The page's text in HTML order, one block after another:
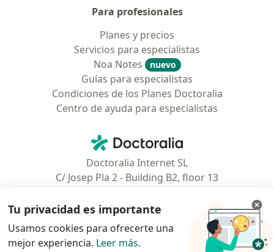
Para profesionales
Planes y precios
Servicios para especialistas
Noa Notes
nuevo
Guías para especialistas
Condiciones de los Planes Doctoralia
Centro de ayuda para especialistas
Doctoralia - Página de inicio
Doctoralia Internet SL
C/ Josep Pla 2 - Building B2, floor 13
Facebook
se abre en una nueva
Tu privacidad es importante
Usamos cookies para ofrecerte una
mejor experiencia. Leer más.